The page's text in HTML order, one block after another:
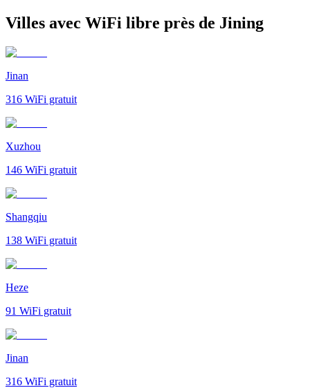
Villes avec WiFi libre près de Jining
Jinan
316 WiFi gratuit
Xuzhou
146 WiFi gratuit
Shangqiu
138 WiFi gratuit
Heze
91 WiFi gratuit
Jinan
316 WiFi gratuit